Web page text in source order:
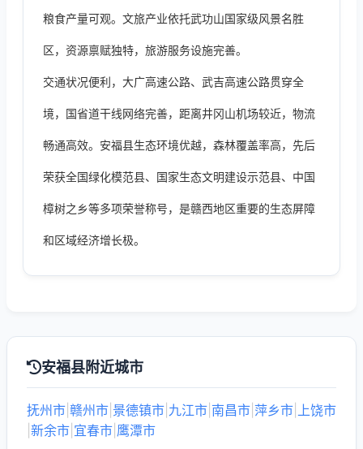
粮食产量可观。文旅产业依托武功山国家级风景名胜
区，资源禀赋独特，旅游服务设施完善。
交通状况便利，大广高速公路、武吉高速公路贯穿全
境，国省道干线网络完善，距离井冈山机场较近，物流
畅通高效。安福县生态环境优越，森林覆盖率高，先后
荣获全国绿化模范县、国家生态文明建设示范县、中国
樟树之乡等多项荣誉称号，是赣西地区重要的生态屏障
和区域经济增长极。
安福县附近城市
抚州市 赣州市 景德镇市 九江市 南昌市 萍乡市 上饶市
新余市 宜春市 鹰潭市